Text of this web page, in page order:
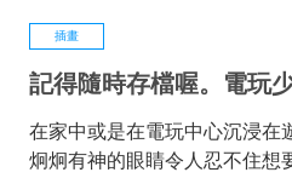
插畫
記得隨時存檔喔。電玩
在家中或是在電玩中心沉浸在
炯炯有神的眼睛令人忍不住想